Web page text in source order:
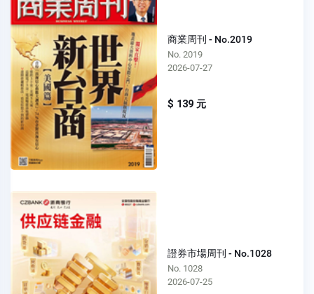
商業周刊 - No.2019
No. 2019
2026-07-27
$ 139 元
證券市場周刊 - No.1028
No. 1028
2026-07-25